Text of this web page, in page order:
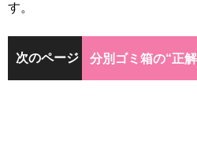
す。
次のページ 分別ゴミ箱の“正